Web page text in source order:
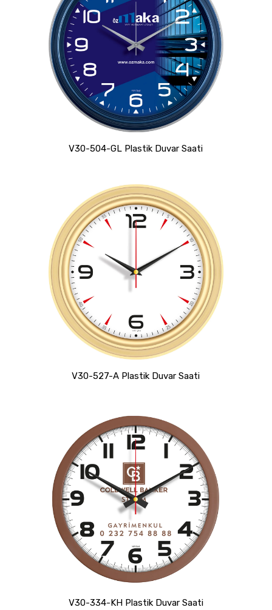
V30-504-GL Plastik Duvar Saati
V30-527-A Plastik Duvar Saati
V30-334-KH Plastik Duvar Saati